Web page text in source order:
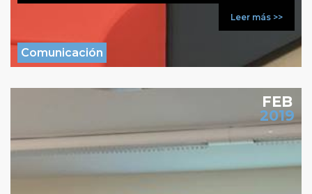
Leer más >>
Comunicación
FEB
2019